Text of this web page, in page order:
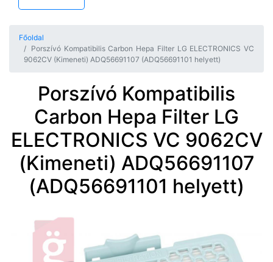
Főoldal
Porszívó Kompatibilis Carbon Hepa Filter LG ELECTRONICS VC
9062CV (Kimeneti) ADQ56691107 (ADQ56691101 helyett)
Porszívó Kompatibilis
Carbon Hepa Filter LG
ELECTRONICS VC 9062CV
(Kimeneti) ADQ56691107
(ADQ56691101 helyett)